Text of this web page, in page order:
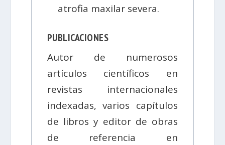
atrofia maxilar severa.
PUBLICACIONES
Autor de numerosos
artículos científicos en
revistas internacionales
indexadas, varios capítulos
de libros y editor de obras
de referencia en